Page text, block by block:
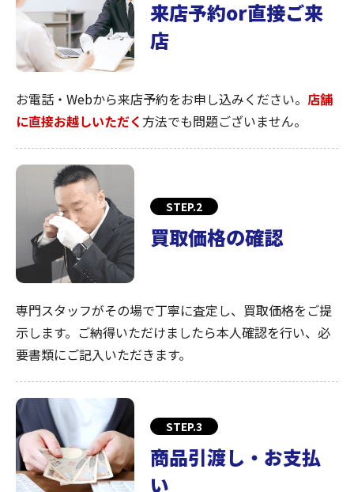
来店予約or直接ご来
店
お電話・Webから来店予約をお申し込みください。 店舗
に直接お越しいただく 方法でも問題ございません。
STEP.2
買取価格の確認
専門スタッフがその場で丁寧に査定し、買取価格をご提
示します。ご納得いただけましたら本人確認を行い、必
要書類にご記入いただきます。
STEP.3
商品引渡し・お支払
い